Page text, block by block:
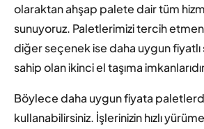
olaraktan ahşap palete dair tüm
sunuyoruz. Paletlerimizi tercih
diğer seçenek ise daha uygun
sahip olan ikinci el taşıma
Böylece daha uygun fiyata
kullanabilirsiniz. İşlerinizin hızlı